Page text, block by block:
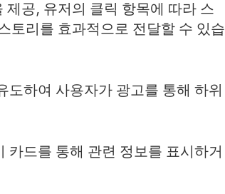
공, 유저의 클릭 항목에 따라 스
토리를 효과적으로 전달할 수 있습
하여 사용자가 광고를 통해 하위
카드를 통해 관련 정보를 표시하거